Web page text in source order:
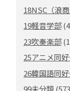
18NSC（浪商
19軽音学部
23吹奏楽部
25アニメ同
26韓国語同
99未分類